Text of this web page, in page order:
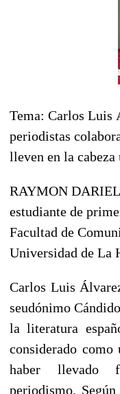
Tema: Carlos Luis
periodistas
lleven en la
RAYMON
estudiante de
Facultad de
Universidad de La
Carlos Luis
seudónimo
la literatura
considerado
haber llevado
periodismo.